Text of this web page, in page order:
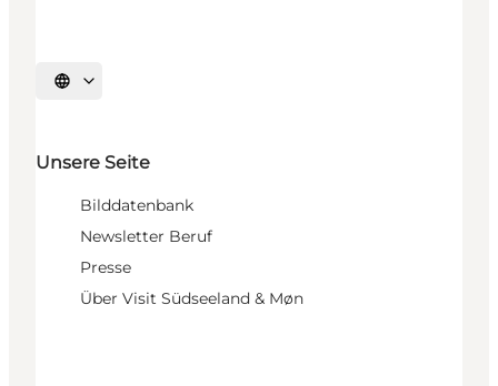
Sprache auswählen
Unsere Seite
Bilddatenbank
Newsletter Beruf
Presse
Über Visit Südseeland & Møn